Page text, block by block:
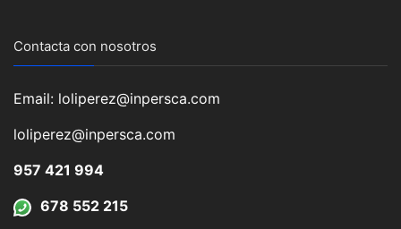
Contacta con nosotros
Email: loliperez@inpersca.com
loliperez@inpersca.com
957 421 994
678 552 215